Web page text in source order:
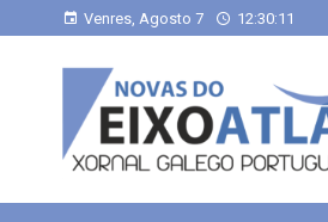
Venres, Agosto 7 12:30:12